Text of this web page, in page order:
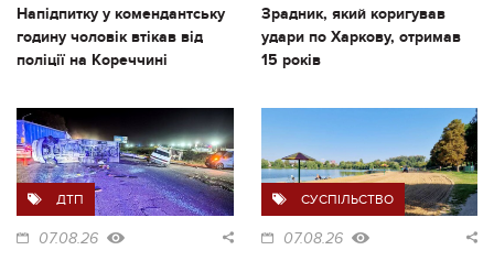
Напідпитку у комендантську
годину чоловік втікав від
поліції на Кореччині
Зрадник, який коригував
удари по Харкову, отримав
15 років
ДТП
07.08.26
СУСПІЛЬСТВО
07.08.26